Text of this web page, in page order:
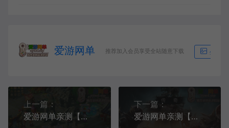
爱游网单 推荐加入会员享受全站随意下载 生成海
上一篇：
爱游网单亲测【梦幻西游单机版】武神追忆西游2 超多假人 一键多开助战 带CDK生成充值 一键启动 视频安装教学
下一篇：
爱游网单亲测【传奇2单机版】5职业 PC 手游双端 支持家庭局域网 GM物品后台命令 免虚拟机一键启动 视频安装教学